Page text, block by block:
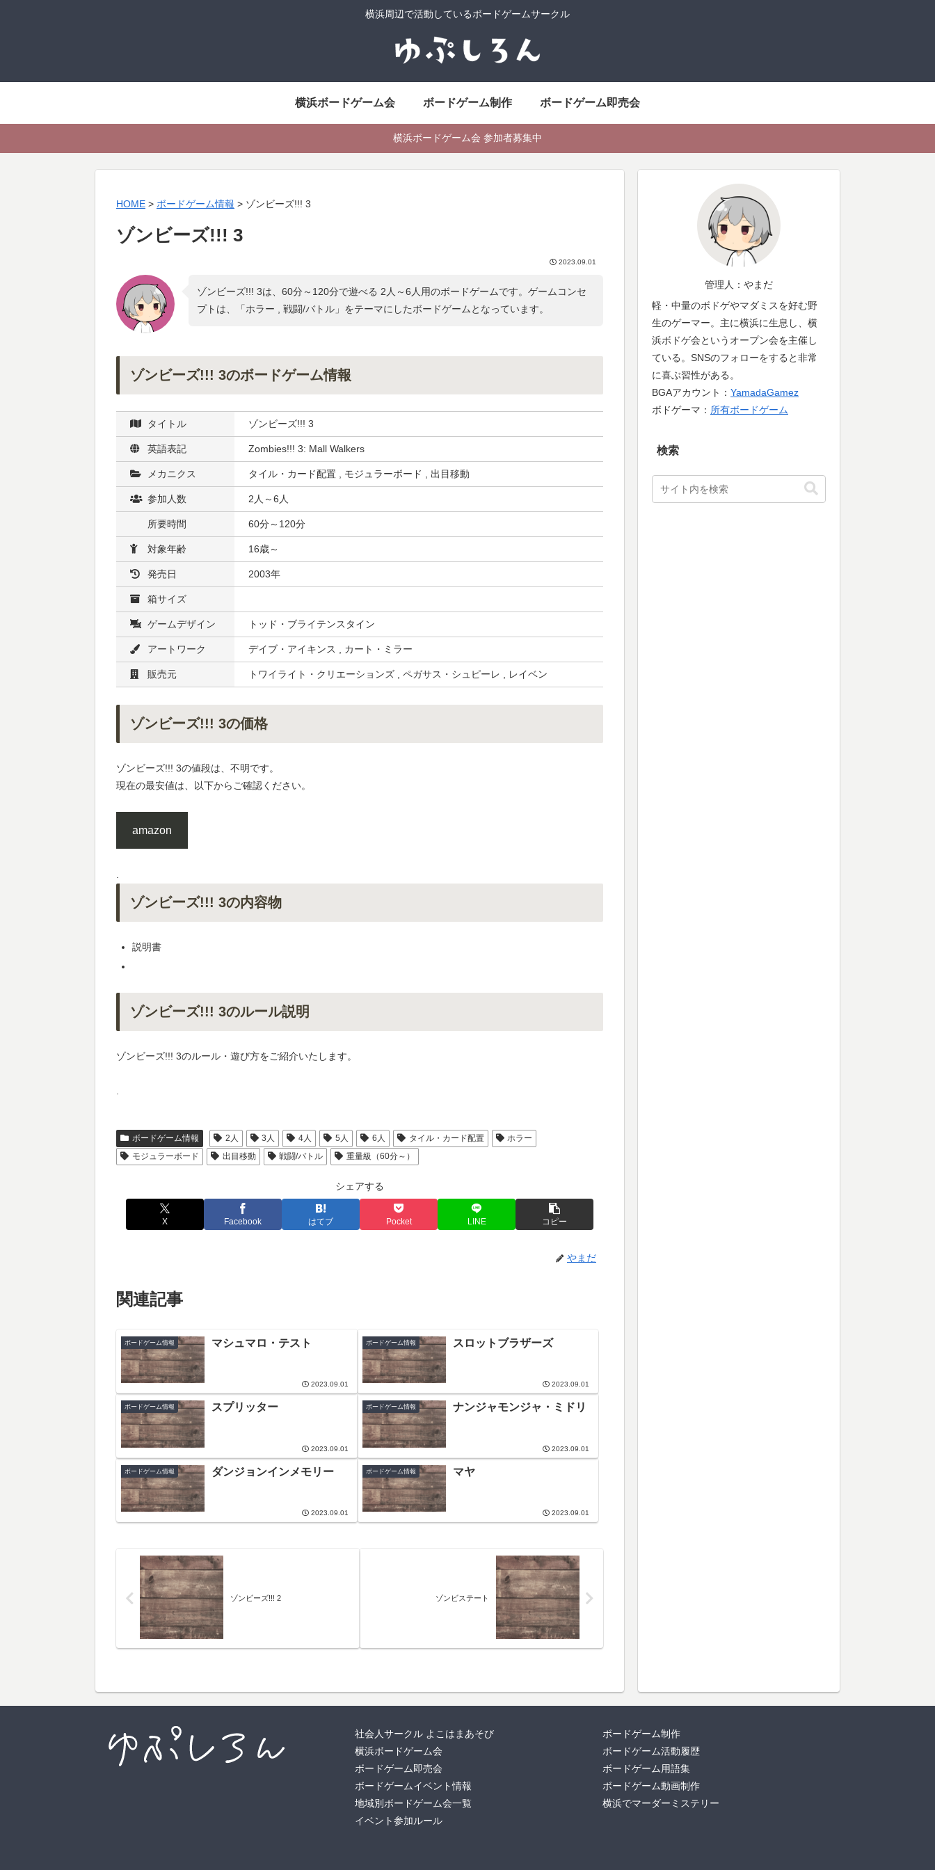
横浜周辺で活動しているボードゲームサークル
横浜ボードゲーム会 ボードゲーム制作 ボードゲーム即売会
横浜ボードゲーム会 参加者募集中
HOME > ボードゲーム情報 > ゾンビーズ!!! 3
ゾンビーズ!!! 3
2023.09.01
ゾンビーズ!!! 3は、60分～120分で遊べる 2人～6人用のボードゲームです。ゲームコンセ
プトは、「ホラー , 戦闘/バトル 」をテーマにしたボードゲームとなっています。
ゾンビーズ!!! 3のボードゲーム情報
タイトル ゾンビーズ!!! 3
英語表記 Zombies!!! 3: Mall Walkers
メカニクス タイル・カード配置 , モジュラーボード , 出目移動
参加人数 2人～6人
所要時間 60分～120分
対象年齢 16歳～
発売日 2003年
箱サイズ
ゲームデザイン トッド・ブライテンスタイン
アートワーク デイブ・アイキンス , カート・ミラー
販売元 トワイライト・クリエーションズ , ペガサス・シュピーレ , レイベン
ゾンビーズ!!! 3の価格
ゾンビーズ!!! 3の値段は、不明です。
現在の最安値は、以下からご確認ください。
amazon
.
ゾンビーズ!!! 3の内容物
説明書
ゾンビーズ!!! 3のルール説明
ゾンビーズ!!! 3のルール・遊び方をご紹介いたします。
.
ボードゲーム情報 2人 3人 4人 5人 6人 タイル・カード配置
ホラー
モジュラーボード
出目移動 戦闘/バトル 重量級（60分～）
シェアする
X Facebook はてブ Pocket LINE コピー
やまだ
関連記事
ボードゲーム情報 マシュマロ・テスト
2023.09.01
ボードゲーム情報 スロットブラザーズ
2023.09.01
ボードゲーム情報 スプリッター
2023.09.01
ボードゲーム情報 ナンジャモンジャ・ミドリ
2023.09.01
ボードゲーム情報 ダンジョンインメモリー
2023.09.01
ボードゲーム情報 マヤ
2023.09.01
ゾンビーズ!!! 2 ゾンビステート
管理人：やまだ
軽・中量のボドゲやマダミスを好む野
生のゲーマー。主に横浜に生息し、横
浜ボドゲ会というオープン会を主催し
ている。SNSのフォローをすると非常
に喜ぶ習性がある。
BGAアカウント： YamadaGamez
ボドゲーマ： 所有ボードゲーム
検索
社会人サークル よこはまあそび
横浜ボードゲーム会
ボードゲーム即売会
ボードゲームイベント情報
地域別ボードゲーム会一覧
イベント参加ルール
ボードゲーム制作
ボードゲーム活動履歴
ボードゲーム用語集
ボードゲーム動画制作
横浜でマーダーミステリー